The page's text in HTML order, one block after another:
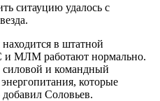
ситауцию удалось с
в штатной
и МЛМ работают нормально.
и командный
которые
Соловьев.